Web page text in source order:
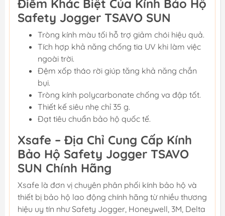
Điểm Khác Biệt Của Kính Bảo Hộ
Safety Jogger TSAVO SUN
Tròng kính màu tối hỗ trợ giảm chói hiệu quả.
Tích hợp khả năng chống tia UV khi làm việc
ngoài trời.
Đệm xốp tháo rời giúp tăng khả năng chắn
bụi.
Tròng kính polycarbonate chống va đập tốt.
Thiết kế siêu nhẹ chỉ 35 g.
Đạt tiêu chuẩn bảo hộ quốc tế.
Xsafe – Địa Chỉ Cung Cấp Kính
Bảo Hộ Safety Jogger TSAVO
SUN Chính Hãng
Xsafe là đơn vị chuyên phân phối kính bảo hộ và
thiết bị bảo hộ lao động chính hãng từ nhiều thương
hiệu uy tín như Safety Jogger, Honeywell, 3M, Delta